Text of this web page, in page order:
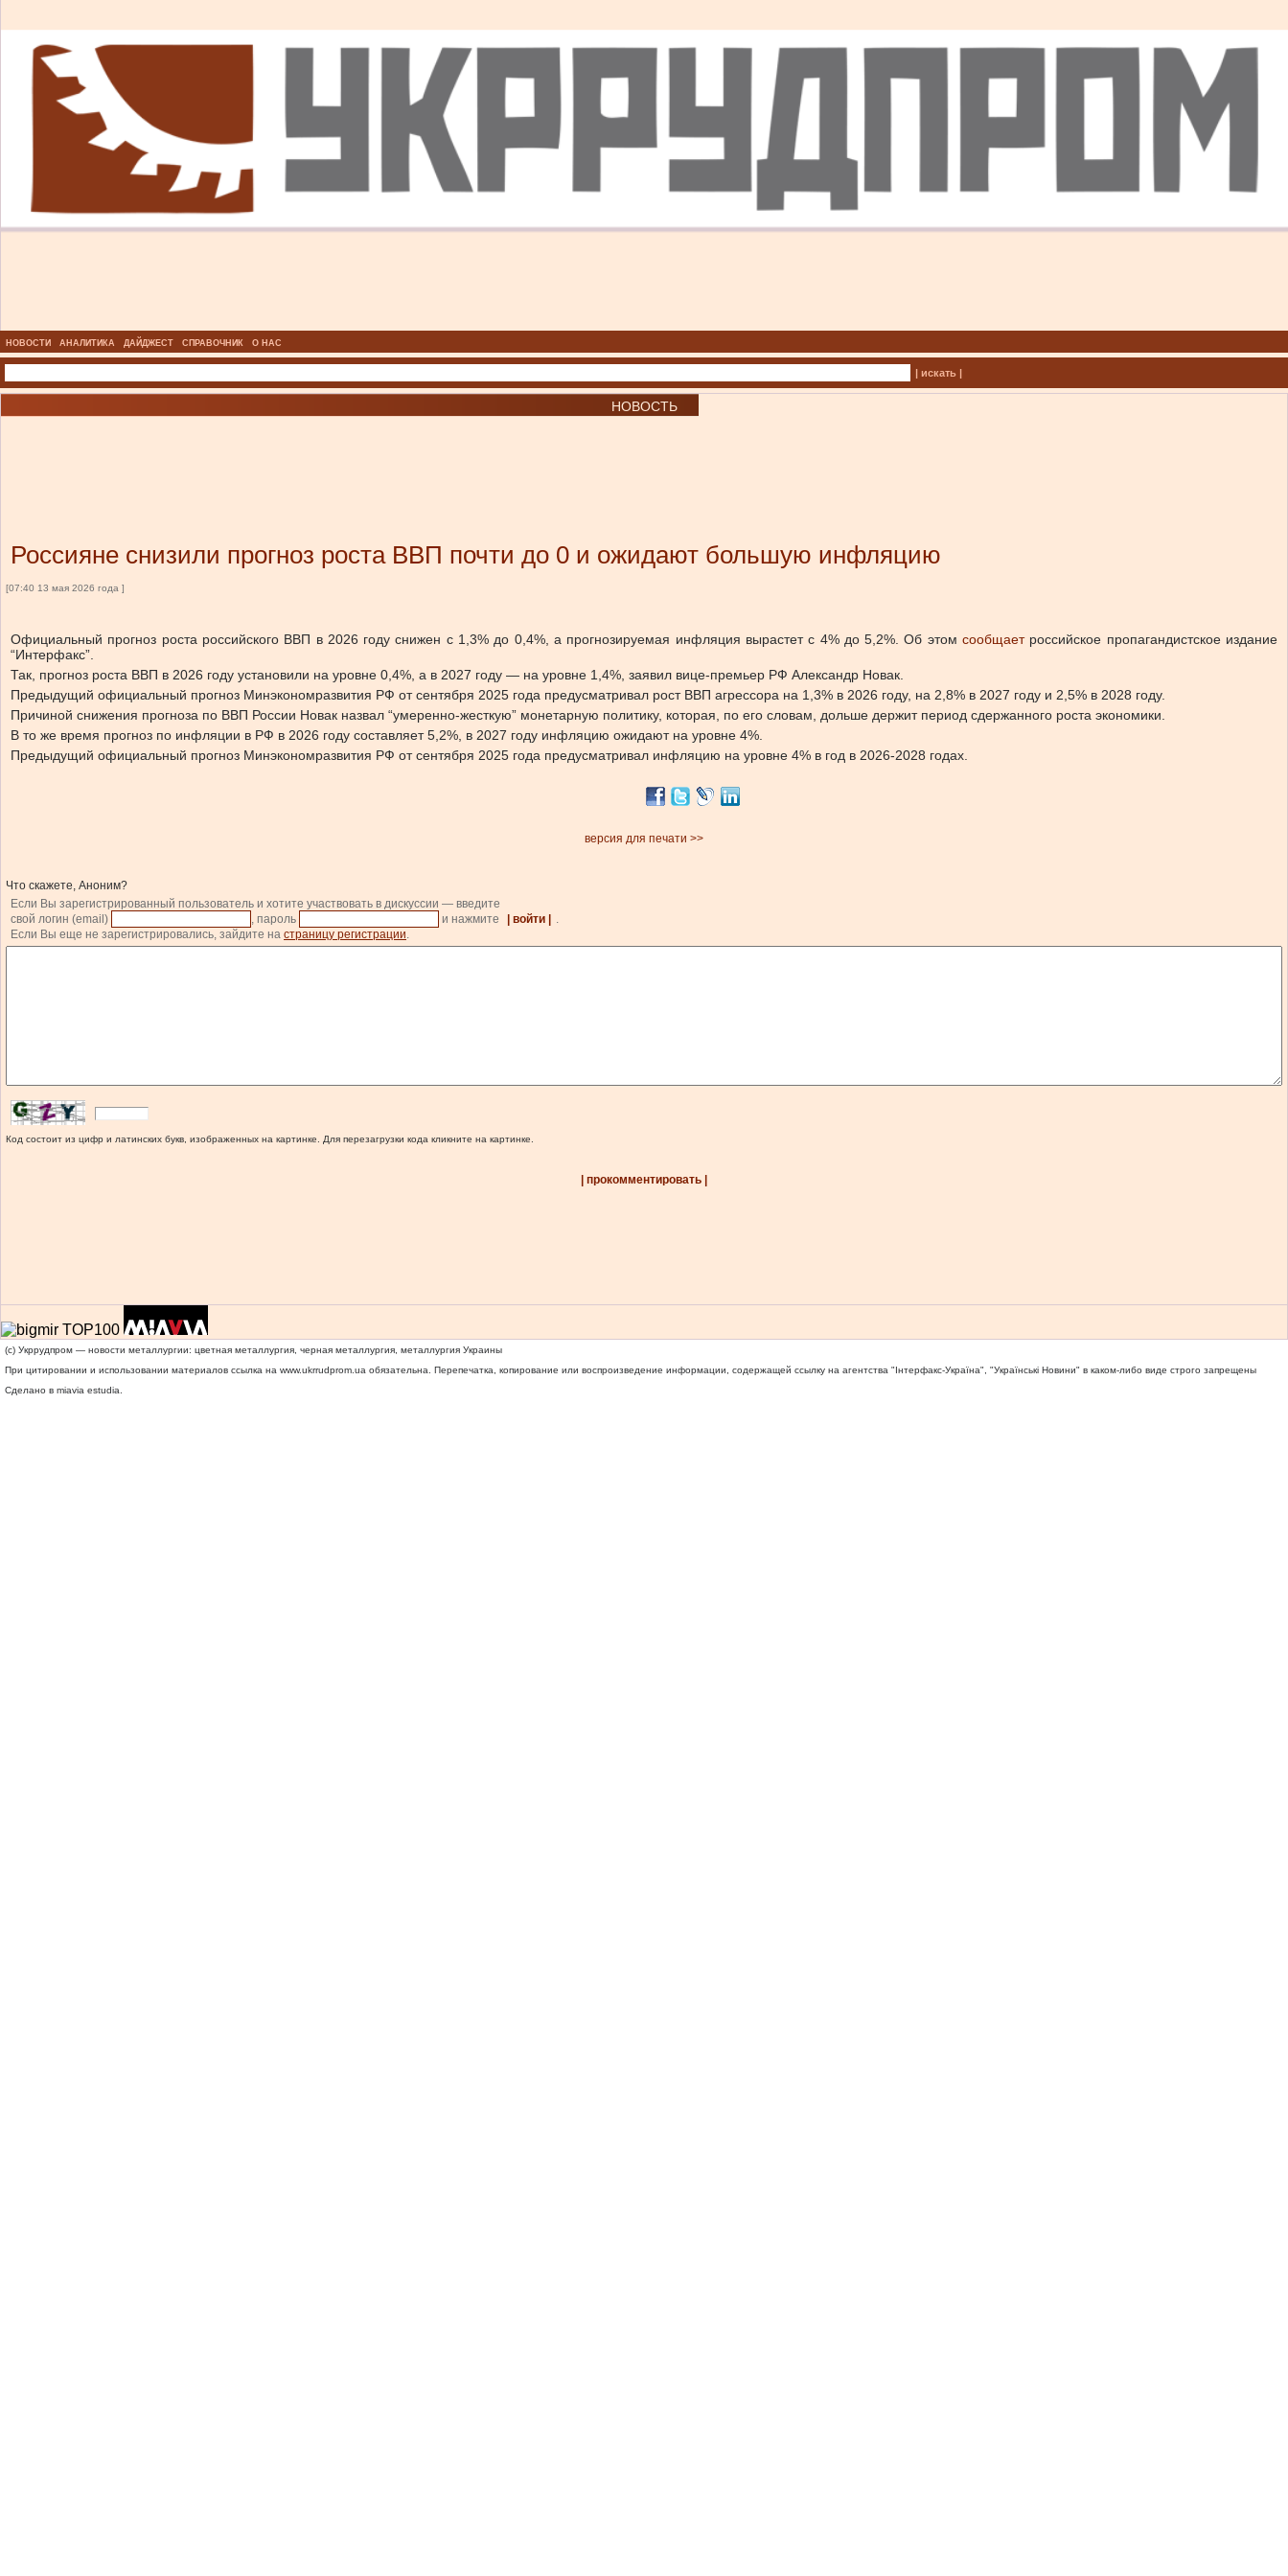
НОВОСТИ АНАЛИТИКА ДАЙДЖЕСТ СПРАВОЧНИК О НАС
| искать |
НОВОСТЬ
Россияне снизили прогноз роста ВВП почти до 0 и ожидают большую инфляцию
[07:40 13 мая 2026 года ]
Официальный прогноз роста российского ВВП в 2026 году снижен с 1,3% до 0,4%, а прогнозируемая инфляция вырастет с 4% до 5,2%.Об этом сообщает российское пропагандистское издание
“Интерфакс”.
Так, прогноз роста ВВП в 2026 году установили на уровне 0,4%, а в 2027 году — на уровне 1,4%, заявил вице-премьер РФ Александр Новак.
Предыдущий официальный прогноз Минэкономразвития РФ от сентября 2025 года предусматривал рост ВВП агрессора на 1,3% в 2026 году, на 2,8% в 2027 году и 2,5% в 2028 году.
Причиной снижения прогноза по ВВП России Новак назвал “умеренно-жесткую” монетарную политику, которая, по его словам, дольше держит период сдержанного роста экономики.
В то же время прогноз по инфляции в РФ в 2026 году составляет 5,2%, в 2027 году инфляцию ожидают на уровне 4%.
Предыдущий официальный прогноз Минэкономразвития РФ от сентября 2025 года предусматривал инфляцию на уровне 4% в год в 2026-2028 годах.
версия для печати >>
Что скажете, Аноним?
Если Вы зарегистрированный пользователь и хотите участвовать в дискуссии — введите
свой логин (email)
, пароль и нажмите | войти |
.
Если Вы еще не зарегистрировались, зайдите на страницу регистрации.
Код состоит из цифр и латинских букв, изображенных на картинке. Для перезагрузки кода кликните на картинке.
| прокомментировать |
(c) Укррудпром — новости металлургии: цветная металлургия, черная металлургия, металлургия Украины
При цитировании и использовании материалов ссылка на www.ukrrudprom.ua обязательна. Перепечатка, копирование или воспроизведение информации, содержащей ссылку на агентства "Iнтерфакс-Україна", "Українськi Новини" в каком-либо виде строго запрещены
Сделано в miavia estudia.